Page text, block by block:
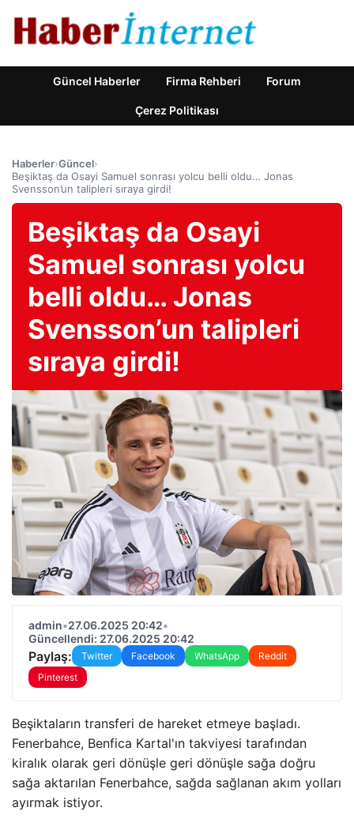
Güncel Haberler Firma Rehberi Forum
Çerez Politikası
Haberler›Güncel›
Beşiktaş da Osayi Samuel sonrası yolcu belli oldu… Jonas
Svensson’un talipleri sıraya girdi!
Beşiktaş da Osayi
Samuel sonrası yolcu
belli oldu… Jonas
Svensson’un talipleri
sıraya girdi!
admin•27.06.2025 20:42•
Güncellendi: 27.06.2025 20:42
Paylaş: Twitter Facebook WhatsApp
Reddit
Pinterest
Beşiktaların transferi de hareket etmeye başladı.
Fenerbahce, Benfica Kartal'ın takviyesi tarafından
kiralık olarak geri dönüşle geri dönüşle sağa doğru
sağa aktarılan Fenerbahce, sağda sağlanan akım yolları
ayırmak istiyor.